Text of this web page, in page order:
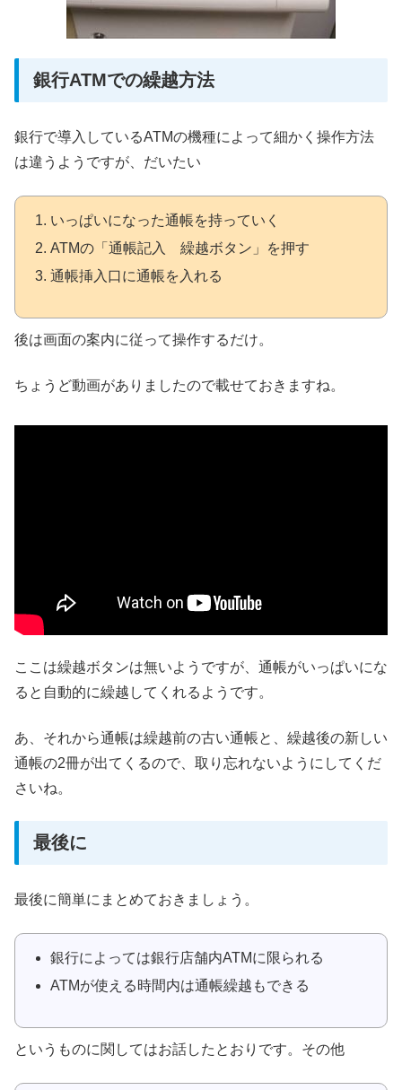
銀行ATMでの繰越方法
銀行で導入しているATMの機種によって細かく操作方法
は違うようですが、だいたい
いっぱいになった通帳を持っていく
ATMの「通帳記入 繰越ボタン」を押す
通帳挿入口に通帳を入れる
後は画面の案内に従って操作するだけ。
ちょうど動画がありましたので載せておきますね。
ここは繰越ボタンは無いようですが、通帳がいっぱいにな
ると自動的に繰越してくれるようです。
あ、それから通帳は繰越前の古い通帳と、繰越後の新しい
通帳の2冊が出てくるので、取り忘れないようにしてくだ
さいね。
最後に
最後に簡単にまとめておきましょう。
銀行によっては銀行店舗内ATMに限られる
ATMが使える時間内は通帳繰越もできる
というものに関してはお話したとおりです。その他